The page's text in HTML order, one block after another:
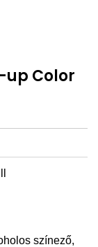
up Color
színező,